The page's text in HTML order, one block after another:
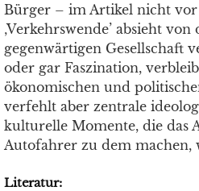
Bürger – im Artikel nicht vor
‚Verkehrswende’ absieht
gegenwärtigen Gesellschaft
oder gar Faszination,
ökonomischen und
verfehlt aber zentrale
kulturelle Momente, die das
Autofahrer zu dem machen,
Literatur: